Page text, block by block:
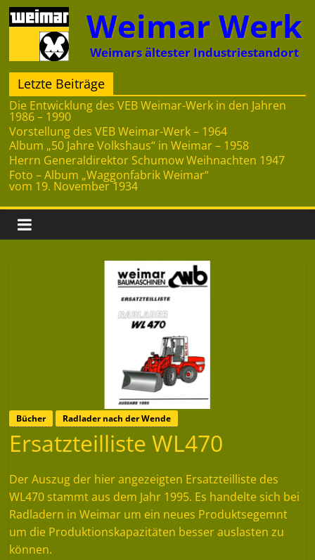
Zum
Inhalt
springen
Weimar Werk
Weimars ältester Industriestandort
Letzte Beiträge
Die Entwicklung des VEB Weimar-Werk in den Jahren
1986 – 1990
Vorstellung des VEB Weimar-Werk – 1964
Album „50 Jahre Volkshaus“ in Weimar – 1958
Herrn Generaldirektor Schumow Weihnachten 1947
Foto – Album „Waggonfabrik Weimar“
vom 19. November 1934
Bücher Radlader nach der Wende
Ersatzteilliste WL470
Der Auszug der hier angezeigten Ersatzteilliste des
WL470 stammt aus dem Jahr 1995. Es handelte sich bei
Radladern in Weimar um ein neues Produktsegemnt
um die Produktionskapazitäten besser auslasten zu
können.